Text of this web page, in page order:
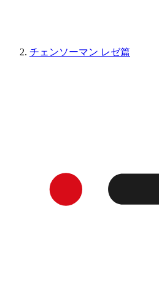
チェンソーマン レゼ篇